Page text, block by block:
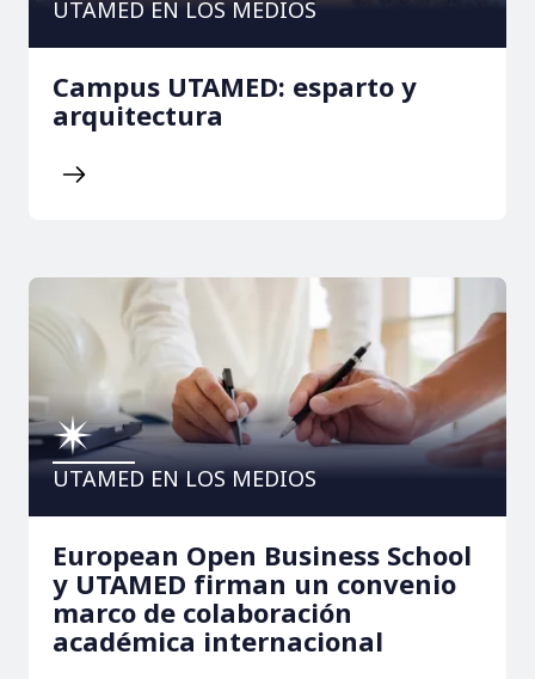
UTAMED EN LOS MEDIOS
Campus UTAMED: esparto y
arquitectura
UTAMED EN LOS MEDIOS
European Open Business School
y UTAMED firman un convenio
marco de colaboración
académica internacional